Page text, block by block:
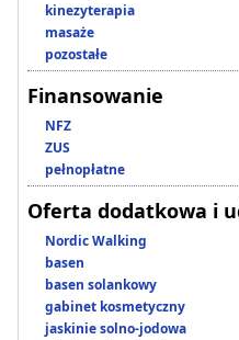
kinezyterapia
masaże
pozostałe
Finansowanie
NFZ
ZUS
pełnopłatne
Oferta dodatkowa i
Nordic Walking
basen
basen solankowy
gabinet kosmetyczny
jaskinie solno-jodowa